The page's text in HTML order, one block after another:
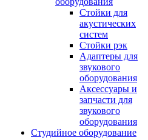
Стойки для
акустических
систем
Стойки рэк
Адаптеры для
звукового
оборудования
Аксессуары и
запчасти для
звукового
оборудования
Студийное оборудование